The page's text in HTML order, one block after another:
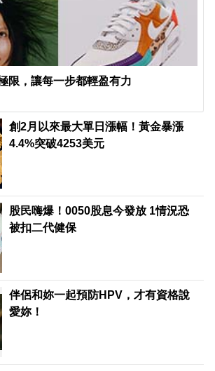
限，讓每一步都輕盈有力
創2月以來最大單日漲幅！黃金暴漲
4.4%突破4253美元
股民嗨爆！0050股息今發放 1情況恐
被扣二代健保
伴侶和妳一起預防HPV，才有資格說
愛妳！